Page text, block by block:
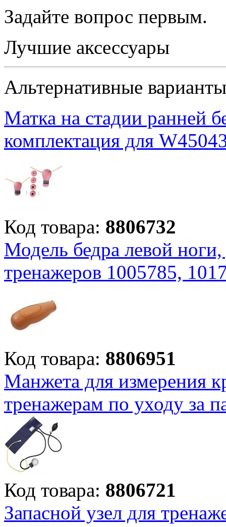
Задайте вопрос первым.
Лучшие аксессуары
Альтернативные варианты
Матка на стадии ранней
комплектация для
Код товара: 8806732
Модель бедра левой
тренажеров 1005785,
Код товара: 8806951
Манжета для измерения
тренажерам по уходу за
Код товара: 8806721
Запасной узел для